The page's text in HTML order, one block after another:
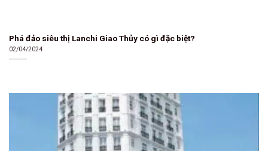
Phá đảo siêu thị Lanchi Giao Thủy có gì đặc biệt?
02/04/2024